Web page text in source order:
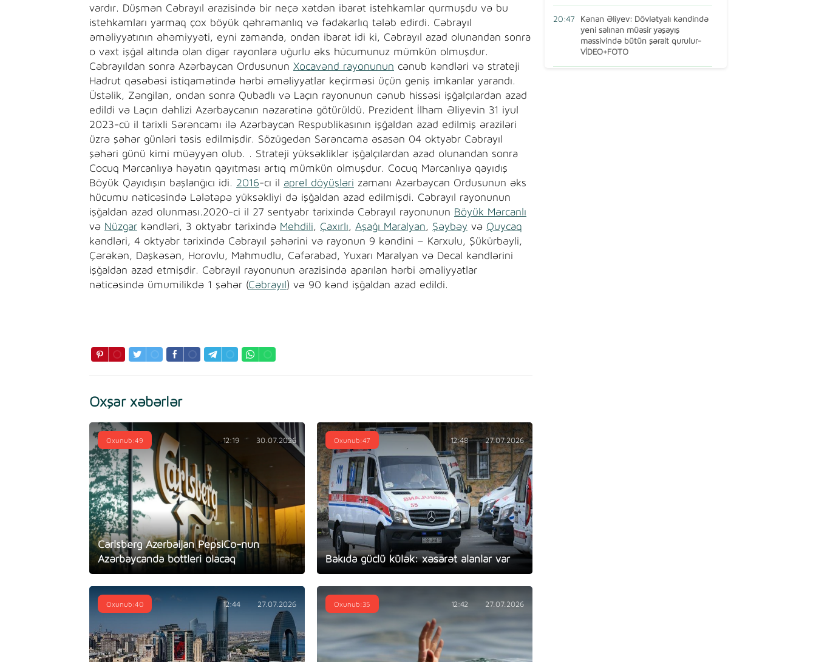
vardır. Düşmən Cəbrayıl ərazisində bir neçə xətdən ibarət istehkamlar qurmuşdu və bu
istehkamları yarmaq çox böyük qəhrəmanlıq və fədakarlıq tələb edirdi. Cəbrayıl
əməliyyatının əhəmiyyəti, eyni zamanda, ondan ibarət idi ki, Cəbrayıl azad olunandan sonra
o vaxt işğal altında olan digər rayonlara uğurlu əks hücumunuz mümkün olmuşdur.
Cəbrayıldan sonra Azərbaycan Ordusunun Xocavənd rayonunun cənub kəndləri və strateji
Hadrut qəsəbəsi istiqamətində hərbi əməliyyatlar keçirməsi üçün geniş imkanlar yarandı.
Üstəlik, Zəngilan, ondan sonra Qubadlı və Laçın rayonunun cənub hissəsi işğalçılardan azad
edildi və Laçın dəhlizi Azərbaycanın nəzarətinə götürüldü. Prezident İlham Əliyevin 31 iyul
2023-cü il tarixli Sərəncamı ilə Azərbaycan Respublikasının işğaldan azad edilmiş əraziləri
üzrə şəhər günləri təsis edilmişdir. Sözügedən Sərəncama əsasən 04 oktyabr Cəbrayıl
şəhəri günü kimi müəyyən olub. . Strateji yüksəkliklər işğalçılardan azad olunandan sonra
Cocuq Mərcanlıya həyatın qayıtması artıq mümkün olmuşdur. Cocuq Mərcanlıya qayıdış
Böyük Qayıdışın başlanğıcı idi. 2016-cı il aprel döyüşləri zamanı Azərbaycan Ordusunun əks
hücumu nəticəsində Lələtəpə yüksəkliyi də işğaldan azad edilmişdi. Cəbrayıl rayonunun
işğaldan azad olunması.2020-ci il 27 sentyabr tarixində Cəbrayıl rayonunun Böyük Mərcanlı
və Nüzgar kəndləri, 3 oktyabr tarixində Mehdili, Çaxırlı, Aşağı Maralyan, Şəybəy və Quycaq
kəndləri, 4 oktyabr tarixində Cəbrayıl şəhərini və rayonun 9 kəndini – Karxulu, Şükürbəyli,
Çərəkən, Daşkəsən, Horovlu, Mahmudlu, Cəfərabad, Yuxarı Maralyan və Decal kəndlərini
işğaldan azad etmişdir. Cəbrayıl rayonunun ərazisində aparılan hərbi əməliyyatlar
nəticəsində ümumilikdə 1 şəhər (Cəbrayıl ) və 90 kənd işğaldan azad edildi.
Oxşar xəbərlər
Carlsberg Azerbaijan PepsiCo-nun
Azərbaycanda bottleri olacaq
Oxunub:49 12:19 30.07.2026
Bakıda güclü külək: xəsarət alanlar var
Oxunub:47 12:48 27.07.2026
Oxunub:40 12:44 27.07.2026 Oxunub:35 12:42 27.07.2026
20:47
Kənan Əliyev: Dövlətyalı kəndində
yeni salınan müasir yaşayış
massivində bütün şərait qurulur-
VİDEO+FOTO